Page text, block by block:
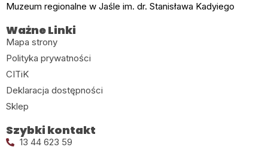
Muzeum regionalne w Jaśle im. dr. Stanisława Kadyiego
Ważne Linki
Mapa strony
Polityka prywatności
CITiK
Deklaracja dostępności
Sklep
Szybki kontakt
13 44 623 59